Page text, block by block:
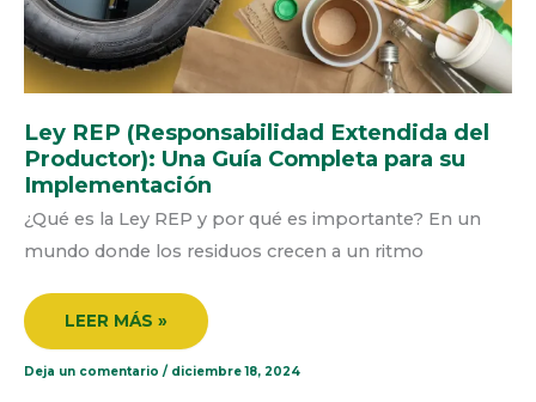
Ley REP (Responsabilidad Extendida del
Productor): Una Guía Completa para su
Implementación
¿Qué es la Ley REP y por qué es importante? En un
mundo donde los residuos crecen a un ritmo
LEER MÁS »
Deja un comentario / diciembre 18, 2024